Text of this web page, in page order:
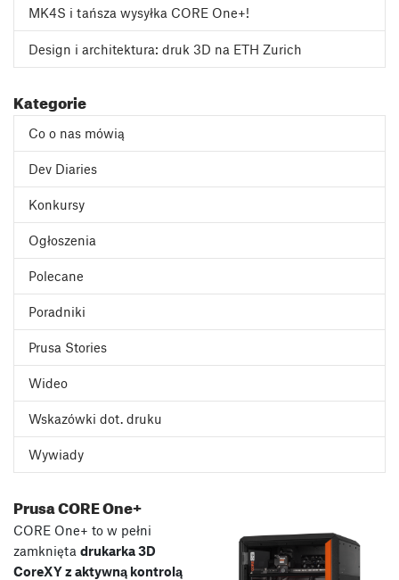
MK4S i tańsza wysyłka CORE One+!
Design i architektura: druk 3D na ETH Zurich
Kategorie
Co o nas mówią
Dev Diaries
Konkursy
Ogłoszenia
Polecane
Poradniki
Prusa Stories
Wideo
Wskazówki dot. druku
Wywiady
Prusa CORE One+
CORE One+ to w pełni
zamknięta drukarka 3D
CoreXY z aktywną kontrolą